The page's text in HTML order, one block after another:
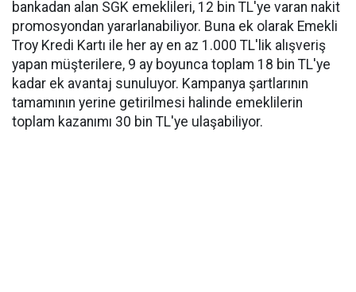
bankadan alan SGK emeklileri, 12 bin TL'ye varan nakit
promosyondan yararlanabiliyor. Buna ek olarak Emekli
Troy Kredi Kartı ile her ay en az 1.000 TL'lik alışveriş
yapan müşterilere, 9 ay boyunca toplam 18 bin TL'ye
kadar ek avantaj sunuluyor. Kampanya şartlarının
tamamının yerine getirilmesi halinde emeklilerin
toplam kazanımı 30 bin TL'ye ulaşabiliyor.